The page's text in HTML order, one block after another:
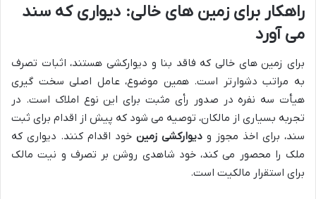
راهکار برای زمین های خالی: دیواری که سند
می آورد
برای زمین های خالی که فاقد بنا و دیوارکشی هستند، اثبات تصرف
به مراتب دشوارتر است. همین موضوع، عامل اصلی سخت گیری
هیأت سه نفره در صدور رأی مثبت برای این نوع املاک است. در
تجربه بسیاری از مالکان، توصیه می شود که پیش از اقدام برای ثبت
سند، برای اخذ مجوز و دیوارکشی زمین خود اقدام کنند. دیواری که
ملک را محصور می کند، خود شاهدی روشن بر تصرف و نیت مالک
برای استقرار مالکیت است.